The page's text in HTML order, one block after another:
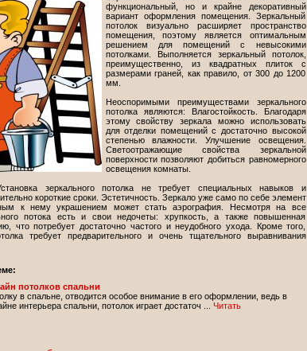
функциональный, но и крайне декоративный
вариант оформления помещения. Зеркальный
потолок визуально расширяет пространство
помещения, поэтому является оптимальным
решением для помещений с невысокими
потолками. Выполняется зеркальный потолок,
преимущественно, из квадратных плиток с
размерами граней, как правило, от 300 до 1200
мм.
Неоспоримыми преимуществами зеркального
потолка являются: Влагостойкость. Благодаря
этому свойству зеркала можно использовать
для отделки помещений с достаточно высокой
степенью влажности. Улучшение освещения.
Светоотражающие свойства зеркальной
поверхности позволяют добиться равномерного
освещения комнаты.
зеркального потолка не требует специальных навыков и
короткие сроки. Эстетичность. Зеркало уже само по себе элемент
к нему украшением может стать аэрография. Несмотря на все
потока есть и свои недочеты: хрупкость, а также повышенная
что потребует достаточно частого и неудобного ухода. Кроме того,
требует предварительного и очень тщательного выравнивания
потолков спальни
в спальне, отводится особое внимание в его оформлении, ведь в
интерьера спальни, потолок играет достаточ ... Читать